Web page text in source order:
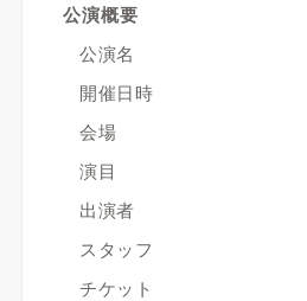
公演概要
公演名
開催日時
会場
演目
出演者
スタッフ
チケット